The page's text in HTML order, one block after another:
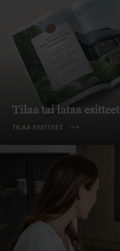
Tilaa tai lataa esitteet
TILAA ESITTEET